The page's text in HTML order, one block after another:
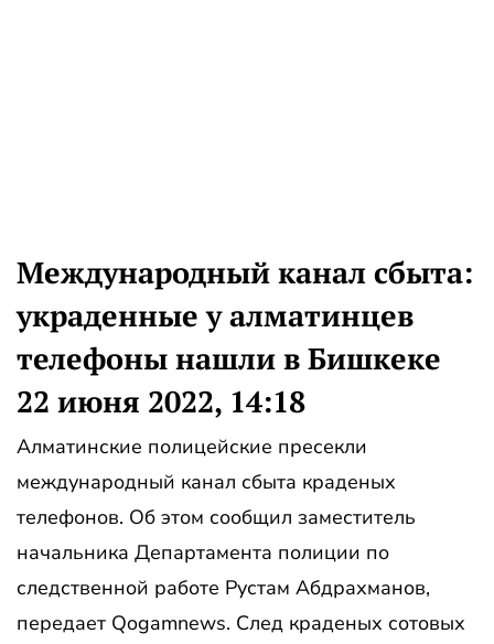
Международный канал сбыта:
украденные у алматинцев
телефоны нашли в Бишкеке
22 июня 2022, 14:18
Алматинские полицейские пресекли
международный канал сбыта краденых
телефонов. Об этом сообщил заместитель
начальника Департамента полиции по
следственной работе Рустам Абдрахманов,
передает Qogamnews. След краденых сотовых